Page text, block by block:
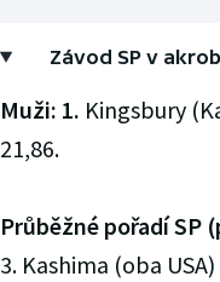
Závod SP v
Muži: 1. Kingsbury
21,86.
Průběžné pořadí SP
3. Kashima (oba USA)